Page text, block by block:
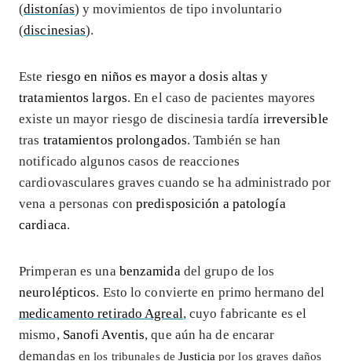
(distonías) y movimientos de tipo involuntario
(discinesias).
Este riesgo en niños es mayor a dosis altas y
tratamientos largos. En el caso de pacientes mayores
existe un mayor riesgo de discinesia tardía irreversible
tras tratamientos prolongados. También se han
notificado algunos casos de reacciones
cardiovasculares graves cuando se ha administrado por
vena a personas conpredisposición a patología
cardiaca.
Primperan es una benzamida del grupo de los
neurolépticos. Esto lo convierte en primo hermano del
medicamento retirado Agreal, cuyo fabricante es el
mismo, Sanofi Aventis, que aún ha de encarar
demandas en los tribunales deJusticia por los graves daños